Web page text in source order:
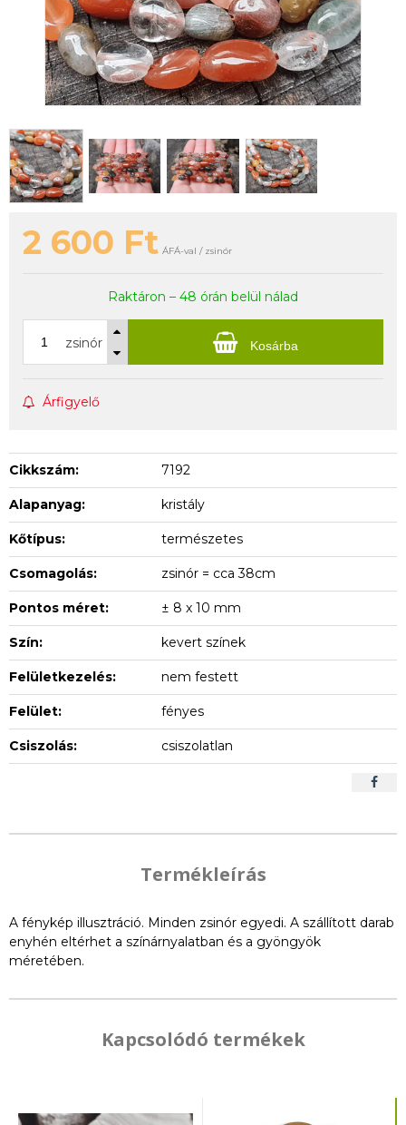
2 600 Ft ÁFÁ-val / zsinór
Raktáron – 48 órán belül nálad
zsinór Kosárba
Árfigyelő
Cikkszám: 7192
Alapanyag: kristály
Kőtípus: természetes
Csomagolás: zsinór = cca 38cm
Pontos méret: ± 8 x 10 mm
Szín: kevert színek
Felületkezelés: nem festett
Felület: fényes
Csiszolás: csiszolatlan
Termékleírás
A fénykép illusztráció. Minden zsinór egyedi. A szállított darab
enyhén eltérhet a színárnyalatban és a gyöngyök
méretében.
Kapcsolódó termékek